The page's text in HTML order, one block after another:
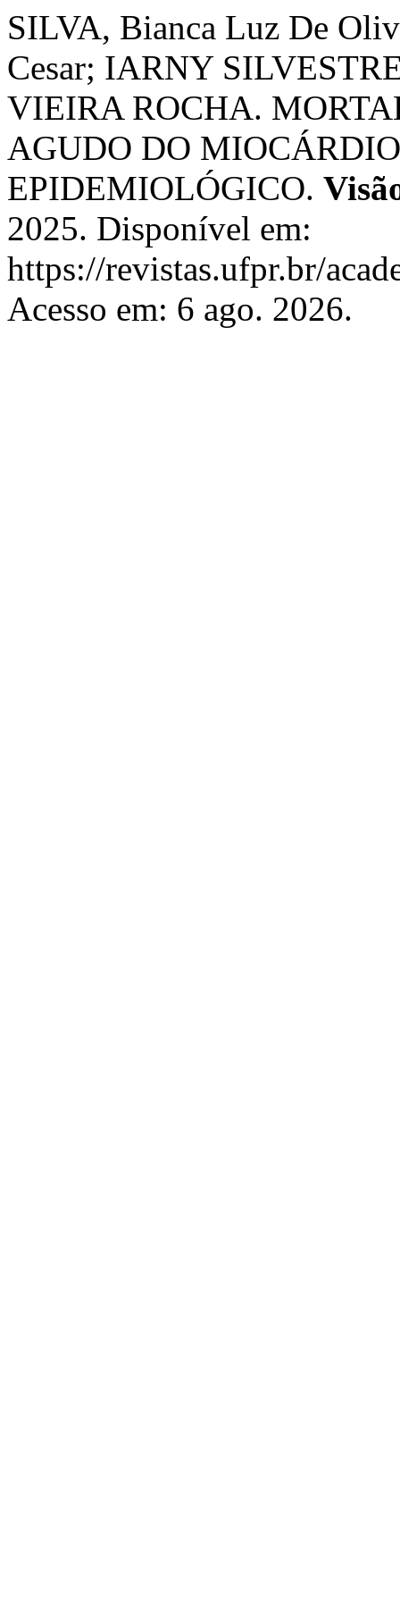
SILVA, Bianca Luz De
Cesar; IARNY
VIEIRA ROCHA.
AGUDO DO
EPIDEMIOLÓGICO.
2025. Disponível em:
https://revistas.ufpr.br/
Acesso em: 6 ago. 2026.